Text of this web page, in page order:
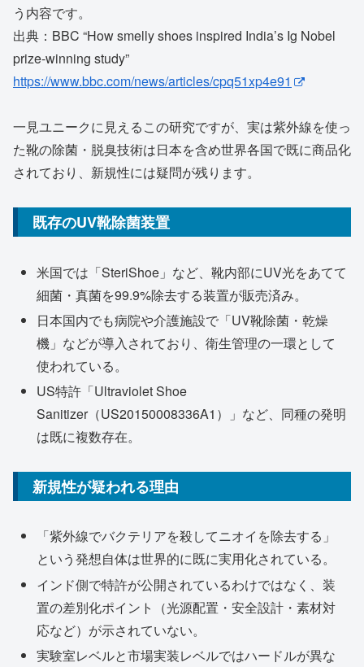
う内容です。
出典：BBC “How smelly shoes inspired India’s Ig Nobel
prize-winning study”
https://www.bbc.com/news/articles/cpq51xp4e91
一見ユニークに見えるこの研究ですが、実は紫外線を使っ
た靴の除菌・脱臭技術は日本を含め世界各国で既に商品化
されており、新規性には疑問が残ります。
既存のUV靴除菌装置
米国では「SteriShoe」など、靴内部にUV光をあてて
細菌・真菌を99.9%除去する装置が販売済み。
日本国内でも病院や介護施設で「UV靴除菌・乾燥
機」などが導入されており、衛生管理の一環として
使われている。
US特許「Ultraviolet Shoe
Sanitizer（US20150008336A1）」など、同種の発明
は既に複数存在。
新規性が疑われる理由
「紫外線でバクテリアを殺してニオイを除去する」
という発想自体は世界的に既に実用化されている。
インド側で特許が公開されているわけではなく、装
置の差別化ポイント（光源配置・安全設計・素材対
応など）が示されていない。
実験室レベルと市場実装レベルではハードルが異な